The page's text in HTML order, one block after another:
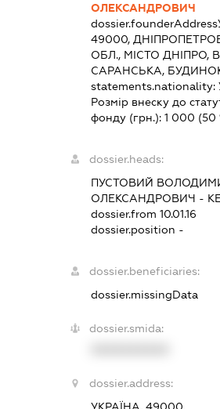
ОЛЕКСАНДРОВИЧ
dossier.founderAddress
49000,
ОБЛ., МІСТО ДНІПРО,
САРАНСЬКА,
statements.nationality:
Розмір внеску до
фонду (грн.): 1 000 (50
dossier.heads:
ПУСТОВИЙ
ОЛЕКСАНДРОВИЧ -
dossier.from 10.01.16
dossier.position -
dossier.beneficiaries:
dossier.missingData
dossier.smida:
dossier.address: